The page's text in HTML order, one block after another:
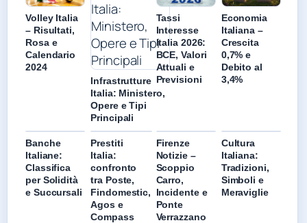
Volley Italia
– Risultati,
Rosa e
Calendario
2024
Infrastrutture
Italia: Ministero,
Opere e Tipi
Principali
Tassi
Interesse
Italia 2026:
BCE, Valori
Attuali e
Previsioni
Economia
Italiana –
Crescita
0,7% e
Debito al
3,4%
Banche
Italiane:
Classifica
per Solidità
e Succursali
Prestiti
Italia:
confronto
tra Poste,
Findomestic,
Agos e
Compass
Firenze
Notizie –
Scoppio
Carro,
Incidente e
Ponte
Verrazzano
Cultura
Italiana:
Tradizioni,
Simboli e
Meraviglie